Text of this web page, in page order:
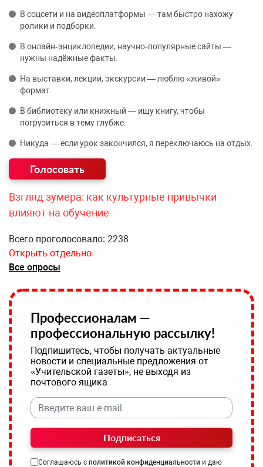
В соцсети и на видеоплатформы — там быстро нахожу
ролики и подборки.
В онлайн‑энциклопедии, научно‑популярные сайты —
нужны надёжные факты.
На выставки, лекции, экскурсии — люблю «живой»
формат.
В библиотеку или книжный — ищу книгу, чтобы
погрузиться в тему глубже.
Никуда — если урок закончился, я переключаюсь на отдых.
Взгляд зумера: как культурные привычки
влияют на обучение
Всего проголосовало: 2238
Открыть отдельно
Все опросы
Профессионалам —
профессиональную рассылку!
Подпишитесь, чтобы получать актуальные
новости и специальные предложения от
«Учительской газеты», не выходя из
почтового ящика
Подписаться
Соглашаюсь с политикой конфиденциальности и даю